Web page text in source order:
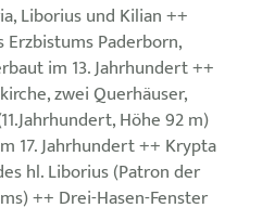
Liborius und Kilian ++
Paderborn,
im 13. Jahrhundert ++
zwei Querhäuser,
Höhe 92 m)
17. Jahrhundert ++ Krypta
hl. Liborius (Patron der
++ Drei-Hasen-Fenster